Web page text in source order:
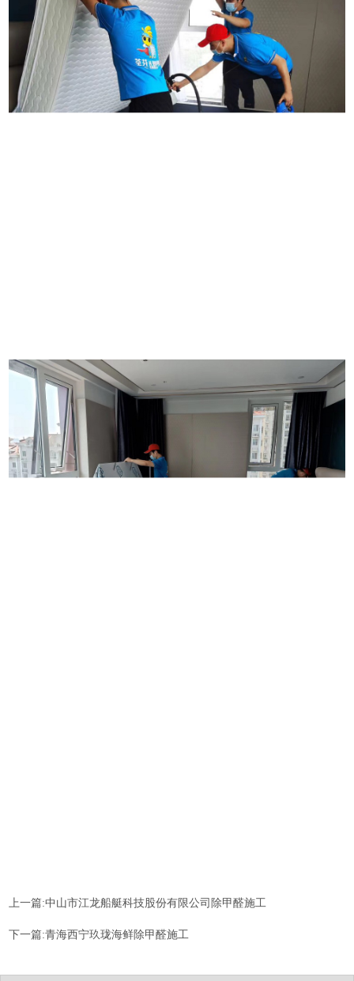
上一篇:中山市江龙船艇科技股份有限公司除甲醛施工
下一篇:青海西宁玖珑海鲜除甲醛施工